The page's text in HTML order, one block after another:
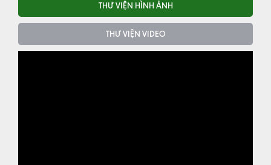
THƯ VIỆN HÌNH ẢNH
THƯ VIỆN VIDEO